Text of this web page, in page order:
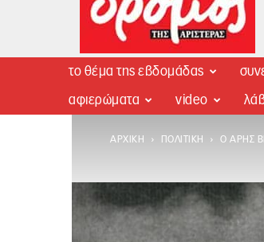
το θέμα της εβδομάδας
αφιερώματα video
ΑΡΧΙΚΉ ΠΟΛΙΤΙΚΉ Ο ΆΡΗΣ